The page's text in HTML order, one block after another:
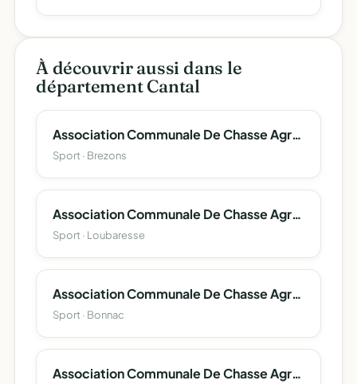
À découvrir aussi dans le
département Cantal
Association Communale De Chasse Agreee De Brezons
Sport · Brezons
Association Communale De Chasse Agreee De Loubaresse
Sport · Loubaresse
Association Communale De Chasse Agreee De Bonnac
Sport · Bonnac
Association Communale De Chasse Agreee D'allanche